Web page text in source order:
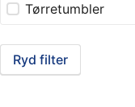
Tørretumbler
Ryd filter